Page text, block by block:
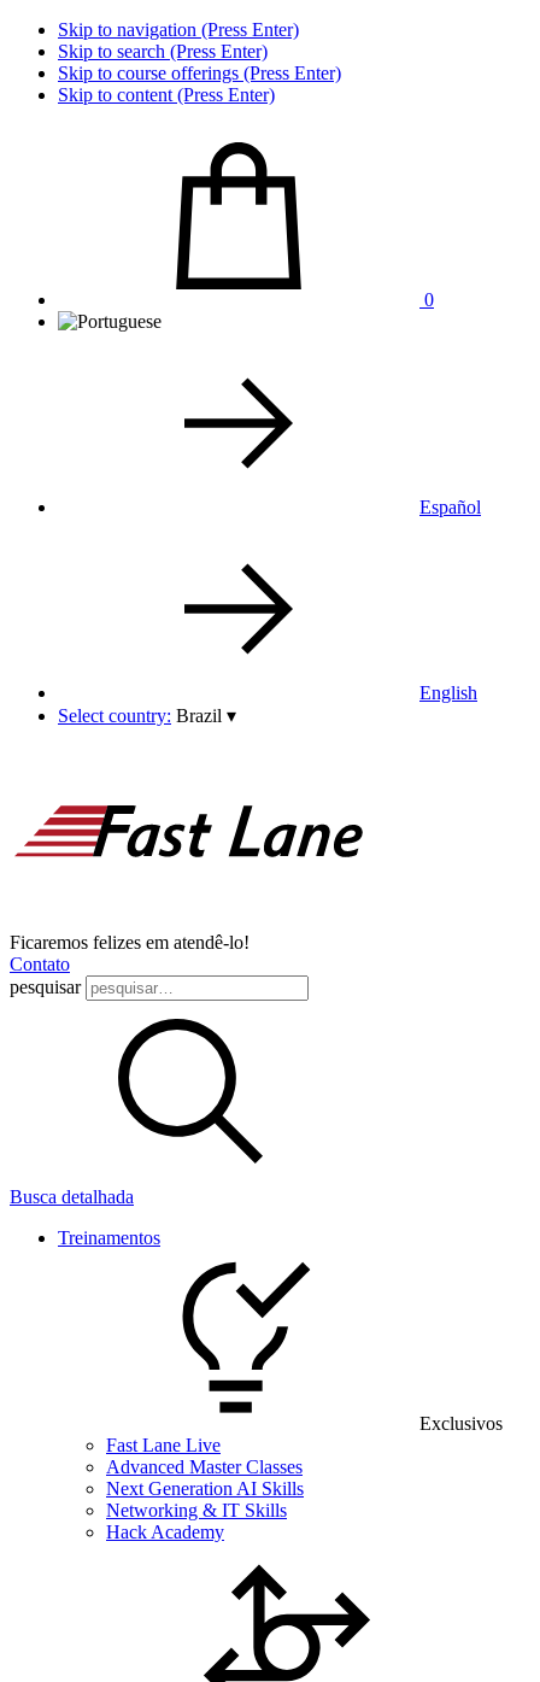
Skip to navigation (Press Enter)
Skip to search (Press Enter)
Skip to course offerings (Press Enter)
Skip to content (Press Enter)
0
Español
English
Select country: Brazil ▾
Ficaremos felizes em atendê-lo!
Contato
pesquisar
Busca detalhada
Treinamentos
Exclusivos
Fast Lane Live
Advanced Master Classes
Next Generation AI Skills
Networking & IT Skills
Hack Academy